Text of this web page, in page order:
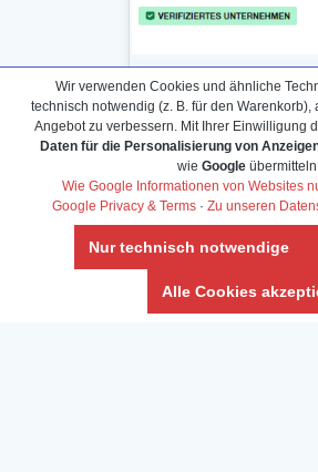
Widerrufs­recht /
AGB & Info
Impressum
Umwelt und
Vertrag
Wir verwenden Cookies und ähnliche
technisch notwendig (z. B. für den
Angebot zu verbessern. Mit Ihrer Einwilligung
Daten für die Personalisierung von
wie Google
Wie Google Informationen von Websites
Google Privacy & Terms · Zu unseren
Nur technisch notwendige
Alle Cookies